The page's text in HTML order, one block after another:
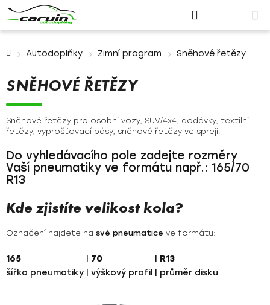
Přihlášení
košík
Autodoplňky Zimní program Sněhové řetězy
SNĚHOVÉ ŘETĚZY
Sněhové řetězy pro osobní vozy, SUV/4x4, dodávky, textilní
řetězy, vyprošťovací pásy, sněhové řetězy ve spreji.
Do vyhledávacího pole zadejte rozměry
Vaší pneumatiky ve formátu např.: 165/70
R13
Kde zjistíte velikost kola?
Označení najdete na své pneumatice ve formátu:
165 | 70 | R13
šířka pneumatiky | výškový profil | průměr disku